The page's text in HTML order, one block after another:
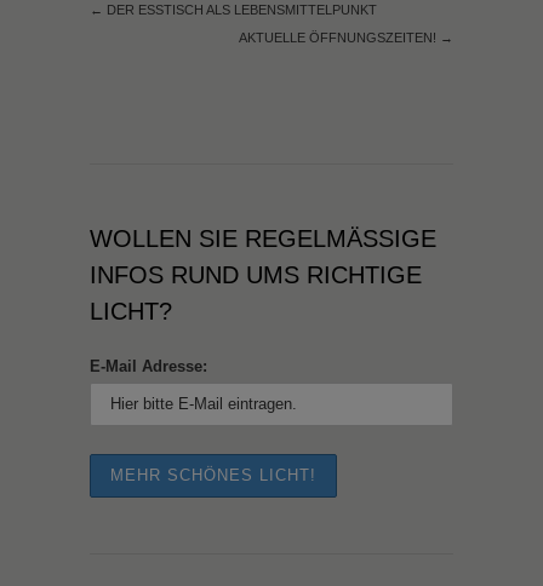
← DER ESSTISCH ALS LEBENSMITTELPUNKT
AKTUELLE ÖFFNUNGSZEITEN! →
WOLLEN SIE REGELMÄSSIGE I
NFOS RUND UMS RICHTIGE L
ICHT?
E-Mail Adresse: